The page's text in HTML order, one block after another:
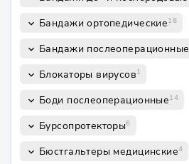
keyboard_arrow_down Бандажи ортопедические18
keyboard_arrow_down Бандажи послеоперационные
keyboard_arrow_down Блокаторы вирусов1
keyboard_arrow_down Боди послеоперационные14
keyboard_arrow_down Бурсопротекторы6
keyboard_arrow_down Бюстгальтеры медицинские4